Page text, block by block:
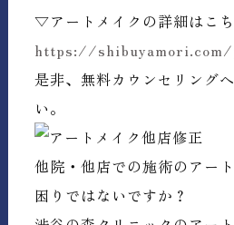
▽アートメイクの詳細はこ
https://
是非、無料カウンセリング
い。
他院・他店での施術のアー
困りではないですか？